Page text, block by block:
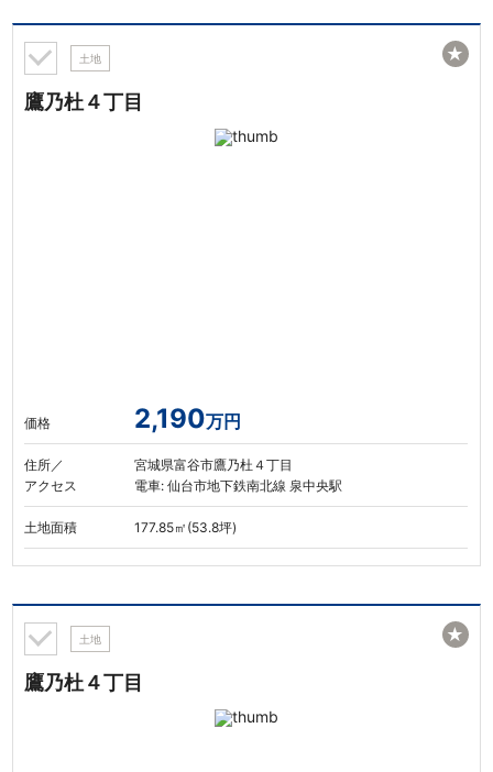
土地
鷹乃杜４丁目
価格 2,190万円
住所／
アクセス
宮城県富谷市鷹乃杜４丁目
電車: 仙台市地下鉄南北線 泉中央駅
土地面積 177.85㎡(53.8坪)
★
土地
鷹乃杜４丁目
★